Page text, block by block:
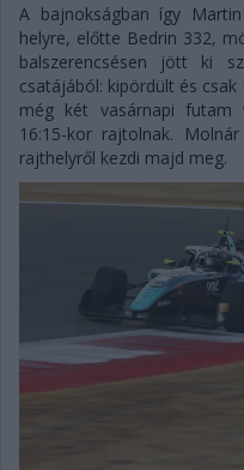
A bajnokságban így
helyre, előtte Bedrin 332,
balszerencsésen jött ki
csatájából: kipördült és
még két vasárnapi futam
16:15-kor rajtolnak.
rajthelyről kezdi majd meg.